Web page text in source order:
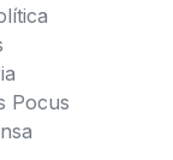
Pocus